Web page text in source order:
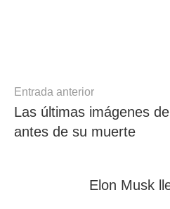
Navegación
de
entradas
Entrada anterior
Las últimas imágenes
antes de su muerte
Elon Musk